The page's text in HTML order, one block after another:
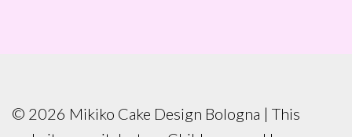
© 2026 Mikiko Cake Design Bologna | This